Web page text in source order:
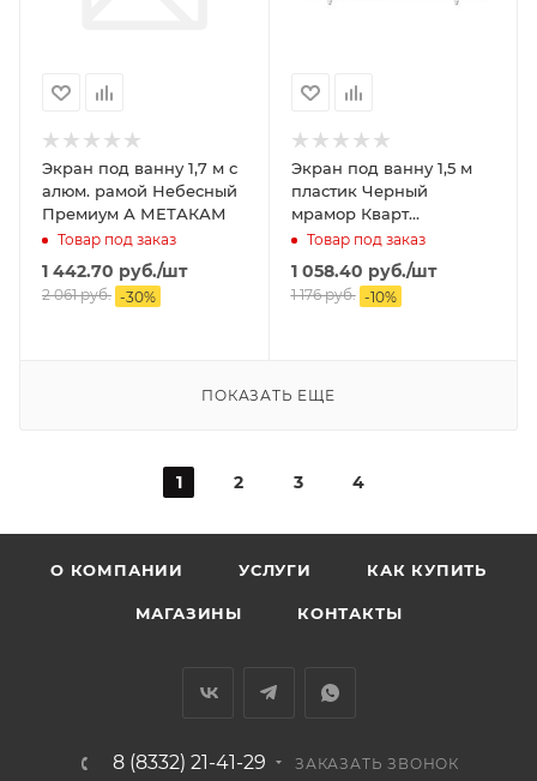
Экран под ванну 1,7 м с
алюм. рамой Небесный
Премиум А МЕТАКАМ
Товар под заказ
1 442.70 руб./шт
2 061руб. -30%
Экран под ванну 1,5 м
пластик Черный
мрамор Кварт
МЕТАКАМ
Товар под заказ
1 058.40 руб./шт
1 176руб. -10%
ПОКАЗАТЬ ЕЩЕ
1 2 3 4
О КОМПАНИИ УСЛУГИ КАК КУПИТЬ
МАГАЗИНЫ КОНТАКТЫ
8 (8332) 21-41-29 ЗАКАЗАТЬ ЗВОНОК